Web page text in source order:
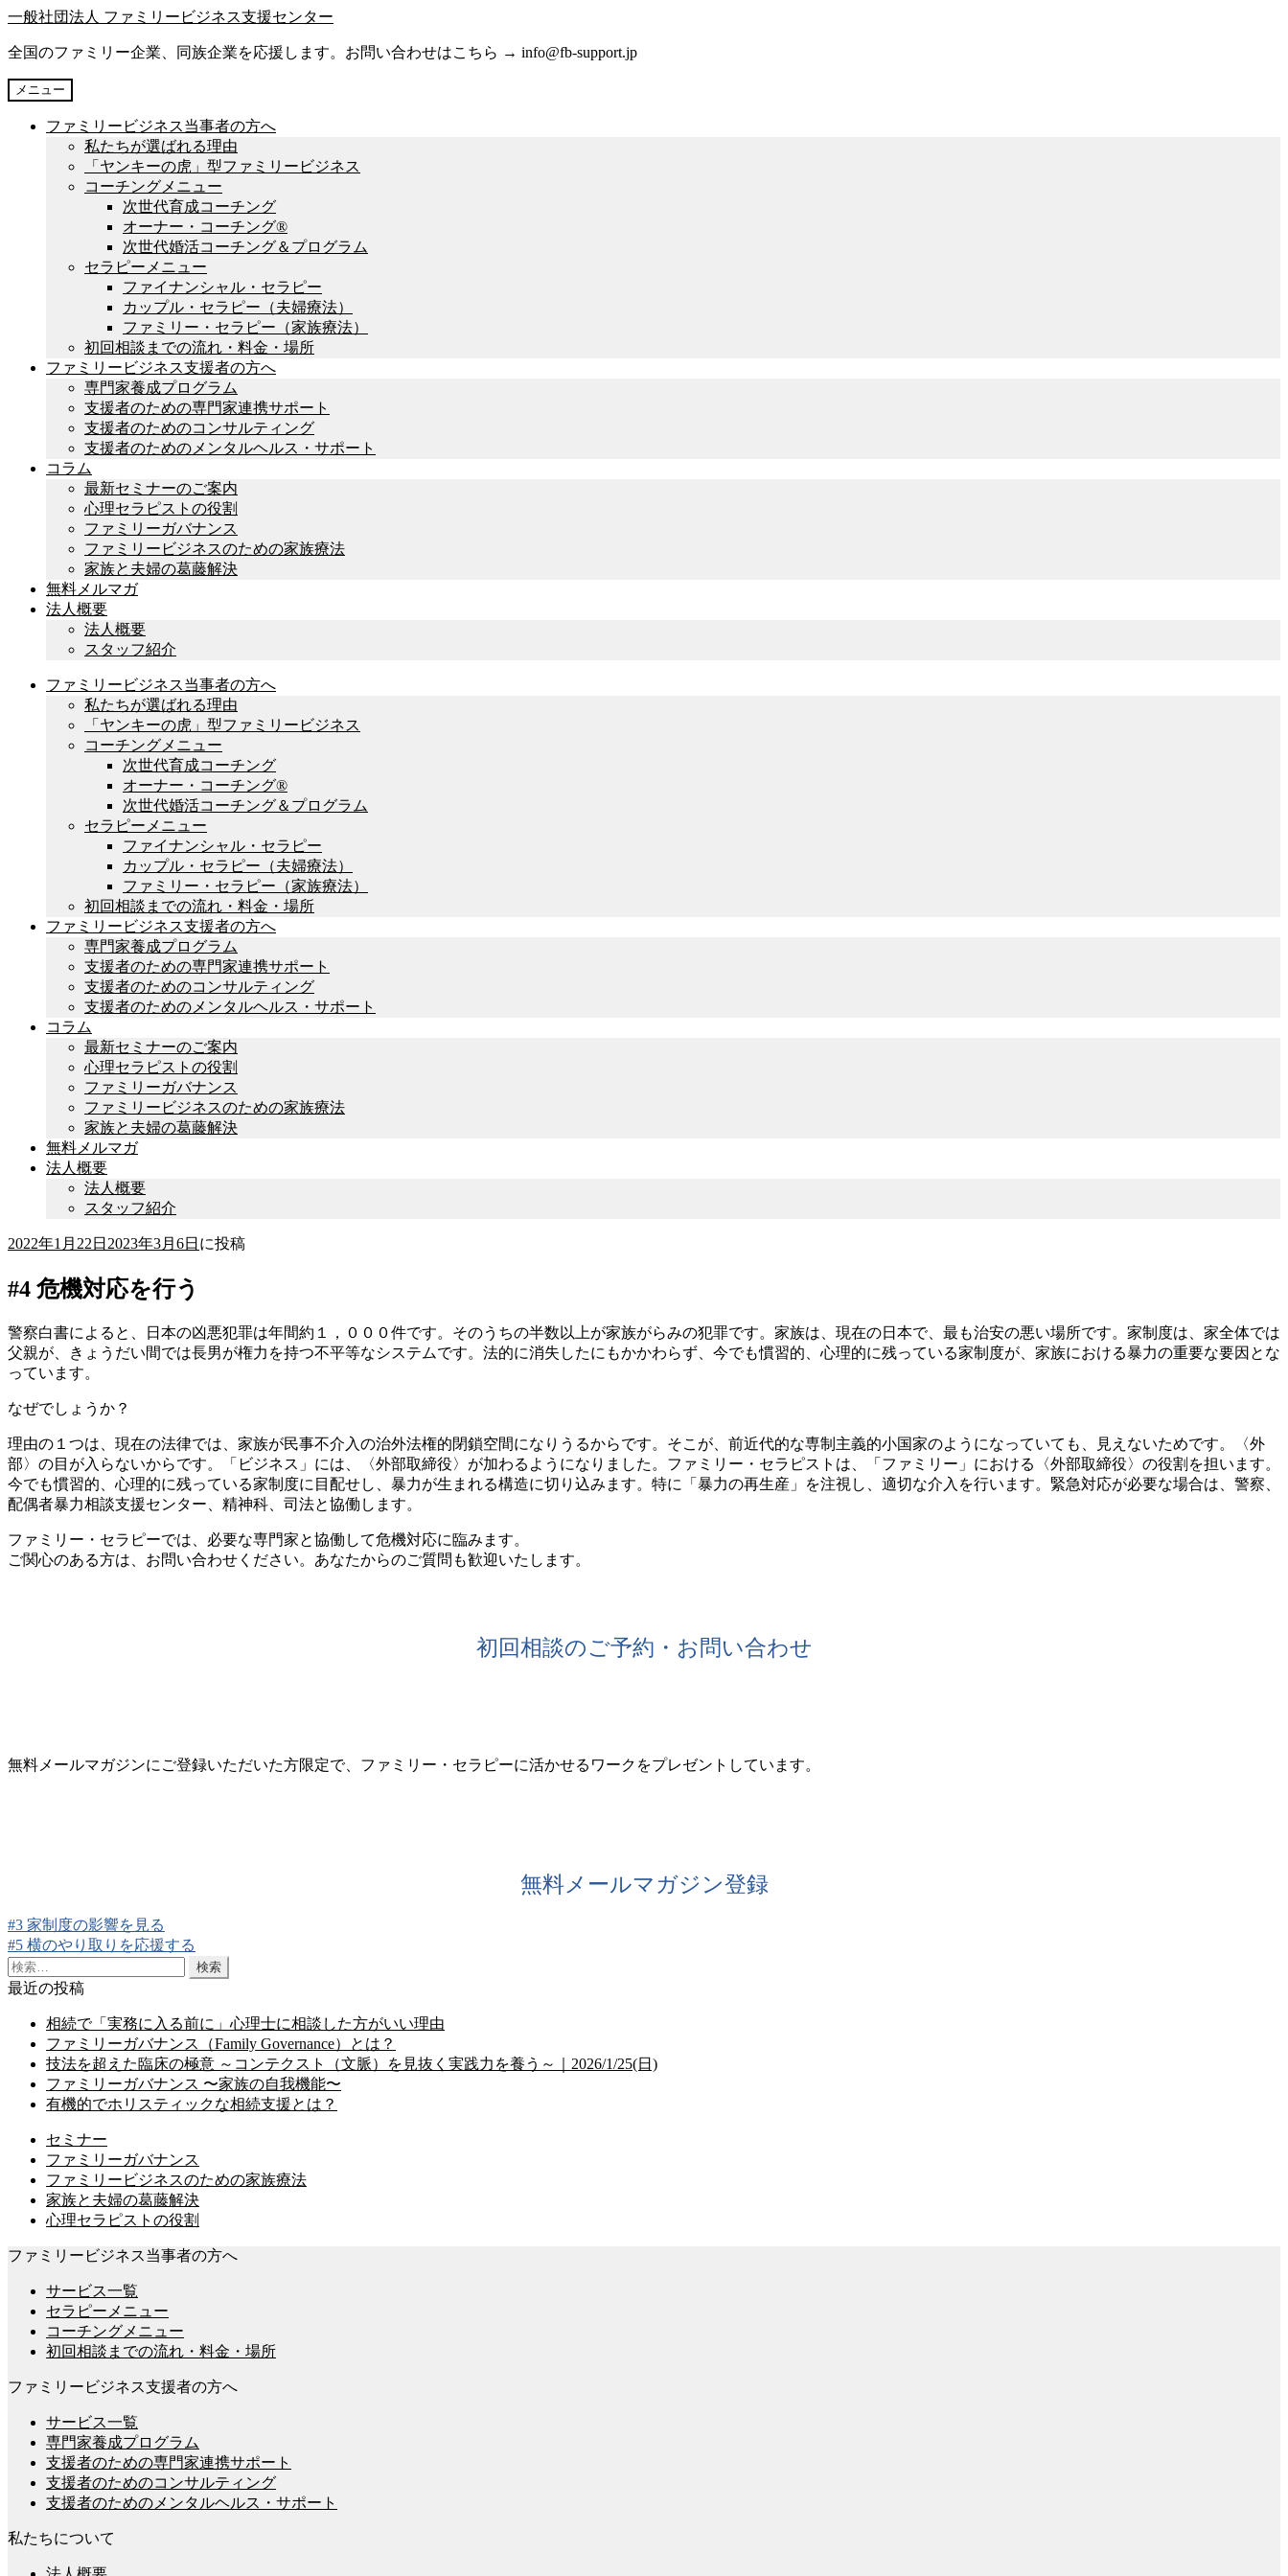
ナ
ゲ
ー
シ
コ
テ
ン
ツ
一般社団法人 ファミリービジネス支援センター
全国のファミリー企業、同族企業を応援します。お問い合わせはこちら → info@fb-support.jp
メニュー
ファミリービジネス当事者の方へ
私たちが選ばれる理由
「ヤンキーの虎」型ファミリービジネス
コーチングメニュー
次世代育成コーチング
オーナー・コーチング®︎
次世代婚活コーチング＆プログラム
セラピーメニュー
ファイナンシャル・セラピー
カップル・セラピー（夫婦療法）
ファミリー・セラピー（家族療法）
初回相談までの流れ・料金・場所
ファミリービジネス支援者の方へ
専門家養成プログラム
支援者のための専門家連携サポート
支援者のためのコンサルティング
支援者のためのメンタルヘルス・サポート
コラム
最新セミナーのご案内
心理セラピストの役割
ファミリーガバナンス
ファミリービジネスのための家族療法
家族と夫婦の葛藤解決
無料メルマガ
法人概要
法人概要
スタッフ紹介
ファミリービジネス当事者の方へ
私たちが選ばれる理由
「ヤンキーの虎」型ファミリービジネス
コーチングメニュー
次世代育成コーチング
オーナー・コーチング®︎
次世代婚活コーチング＆プログラム
セラピーメニュー
ファイナンシャル・セラピー
カップル・セラピー（夫婦療法）
ファミリー・セラピー（家族療法）
初回相談までの流れ・料金・場所
ファミリービジネス支援者の方へ
専門家養成プログラム
支援者のための専門家連携サポート
支援者のためのコンサルティング
支援者のためのメンタルヘルス・サポート
コラム
最新セミナーのご案内
心理セラピストの役割
ファミリーガバナンス
ファミリービジネスのための家族療法
家族と夫婦の葛藤解決
無料メルマガ
法人概要
法人概要
スタッフ紹介
2022年1月22日 2023年3月6日 に投稿
#4 危機対応を行う
警察白書によると、日本の凶悪犯罪は年間約１，０００件です。そのうちの半数以上が家族がらみの犯罪です。家族は、現在の日本で、最も治安の悪い場所です。家制度は、家全体では
父親が、きょうだい間では長男が権力を持つ不平等なシステムです。法的に消失したにもかかわらず、今でも慣習的、心理的に残っている家制度が、家族における暴力の重要な要因とな
っています。
なぜでしょうか？
理由の１つは、現在の法律では、家族が民事不介入の治外法権的閉鎖空間になりうるからです。そこが、前近代的な専制主義的小国家のようになっていても、見えないためです。〈外
部〉の目が入らないからです。「ビジネス」には、〈外部取締役〉が加わるようになりました。ファミリー・セラピストは、「ファミリー」における〈外部取締役〉の役割を担います。
今でも慣習的、心理的に残っている家制度に目配せし、暴力が生まれる構造に切り込みます。特に「暴力の再生産」を注視し、適切な介入を行います。緊急対応が必要な場合は、警察、
配偶者暴力相談支援センター、精神科、司法と協働します。
ファミリー・セラピーでは、必要な専門家と協働して危機対応に臨みます。
ご関心のある方は、お問い合わせください。あなたからのご質問も歓迎いたします。
初回相談のご予約・お問い合わせ
無料メールマガジンにご登録いただいた方限定で、ファミリー・セラピーに活かせるワークをプレゼントしています。
無料メールマガジン登録
投
稿
ナ
前
の
投
稿:
#3 家制度の影響を見る
次
の
投
#5 横のやり取りを応援する
検
索:
最近の投稿
相続で「実務に入る前に」心理士に相談した方がいい理由
ファミリーガバナンス（Family Governance）とは？
技法を超えた臨床の極意 ～コンテクスト（文脈）を見抜く実践力を養う～｜2026/1/25(日)
ファミリーガバナンス 〜家族の自我機能〜
有機的でホリスティックな相続支援とは？
セミナー
ファミリーガバナンス
ファミリービジネスのための家族療法
家族と夫婦の葛藤解決
心理セラピストの役割
ファミリービジネス当事者の方へ
サービス一覧
セラピーメニュー
コーチングメニュー
初回相談までの流れ・料金・場所
ファミリービジネス支援者の方へ
サービス一覧
専門家養成プログラム
支援者のための専門家連携サポート
支援者のためのコンサルティング
支援者のためのメンタルヘルス・サポート
私たちについて